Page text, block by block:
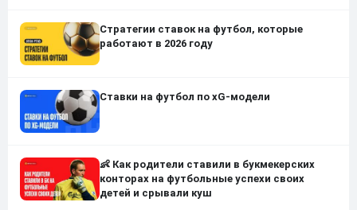
Стратегии ставок на футбол, которые
работают в 2026 году
Ставки на футбол по xG-модели
👶 Как родители ставили в букмекерских
конторах на футбольные успехи своих
детей и срывали куш